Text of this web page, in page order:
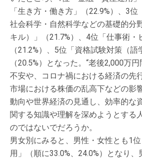
「生き方・働き方」（22.9%）、3位
社会科学・自然科学などの基礎的分
キル）」（21.7%）、4位「仕事術・
（21.2%）、5位「資格試験対策（語
（20.5%）となった。“老後2,000万
不安や、コロナ禍における経済の先
市場における株価の乱高下などの影
動向や世界経済の見通し、効率的な
関する知識や理解を深めようとする
のではないでだろうか。
男女別にみると、男性・女性とも1
用」（順に33.0%、24.0%）となり